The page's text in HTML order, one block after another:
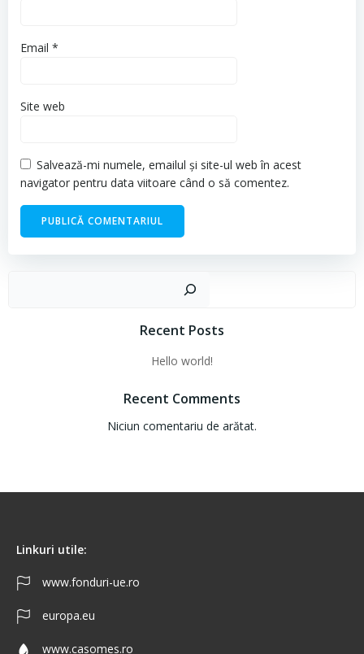
Email *
Site web
Salvează-mi numele, emailul și site-ul web în acest
navigator pentru data viitoare când o să comentez.
Recent Posts
Hello world!
Recent Comments
Niciun comentariu de arătat.
Linkuri utile:
www.fonduri-ue.ro
europa.eu
www.casomes.ro